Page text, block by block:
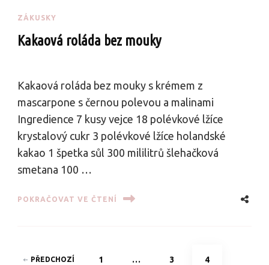
ZÁKUSKY
Kakaová roláda bez mouky
Kakaová roláda bez mouky s krémem z
mascarpone s černou polevou a malinami
Ingredience 7 kusy vejce 18 polévkové lžíce
krystalový cukr 3 polévkové lžíce holandské
kakao 1 špetka sůl 300 mililitrů šlehačková
smetana 100 …
POKRAČOVAT VE ČTENÍ
Stránkování
PŘEDCHOZÍ PAGE
1 … PAGE
3 PAGE
4